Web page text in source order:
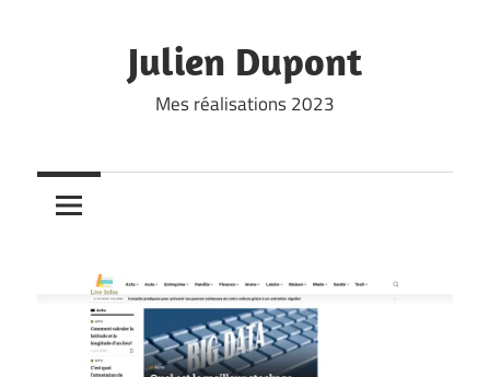
Julien Dupont
Mes réalisations 2023